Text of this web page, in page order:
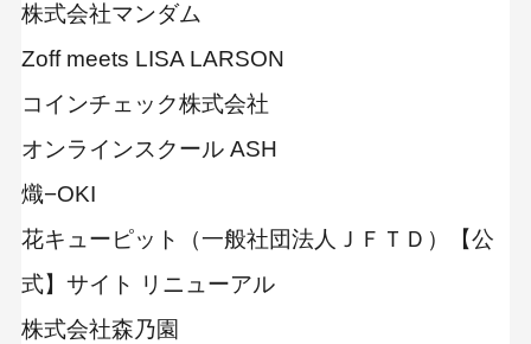
株式会社マンダム
Zoff meets LISA LARSON
コインチェック株式会社
オンラインスクール ASH
熾−OKI
花キューピット（一般社団法人ＪＦＴＤ）【公
式】サイト リニューアル
株式会社森乃園